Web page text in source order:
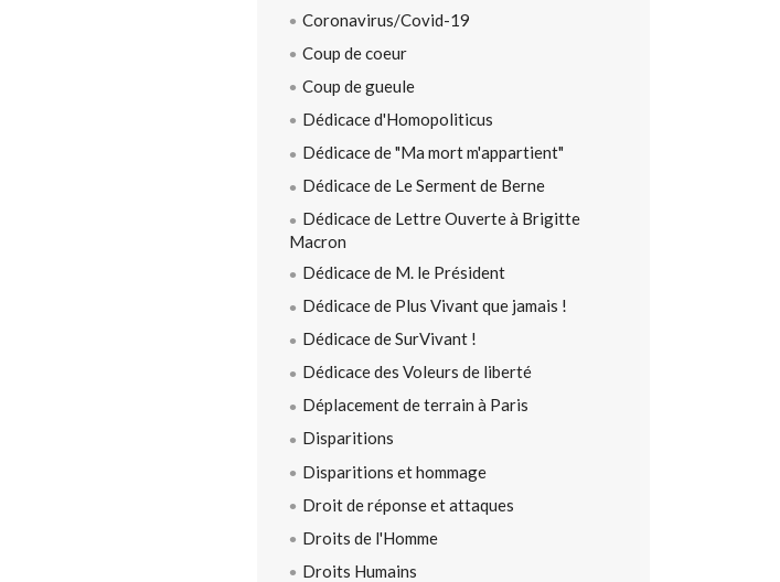
Coronavirus/Covid-19
Coup de coeur
Coup de gueule
Dédicace d'Homopoliticus
Dédicace de "Ma mort m'appartient"
Dédicace de Le Serment de Berne
Dédicace de Lettre Ouverte à Brigitte
Macron
Dédicace de M. le Président
Dédicace de Plus Vivant que jamais !
Dédicace de SurVivant !
Dédicace des Voleurs de liberté
Déplacement de terrain à Paris
Disparitions
Disparitions et hommage
Droit de réponse et attaques
Droits de l'Homme
Droits Humains